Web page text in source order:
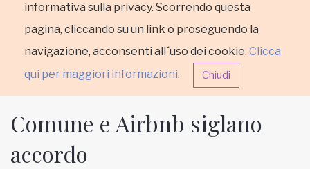
informativa sulla privacy. Scorrendo questa
pagina, cliccando su un link o proseguendo la
navigazione, acconsenti all´uso dei cookie. Clicca
qui per maggiori informazioni. Chiudi
Comune e Airbnb siglano
accordo